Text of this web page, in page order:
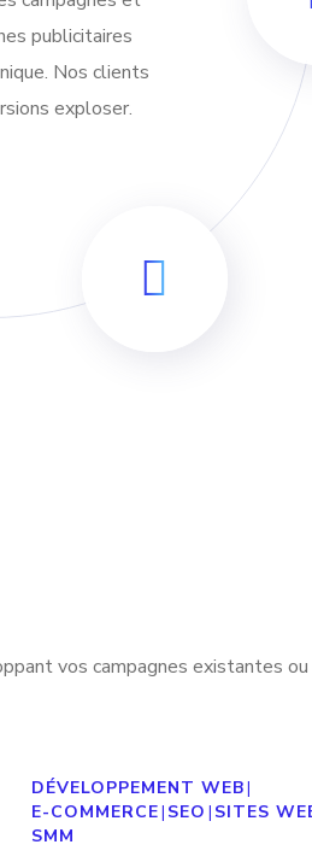
publicitaires
Nos clients
exploser.
vos campagnes existantes ou
DÉVELOPPEMENT WEB|
E-COMMERCE| SEO | SITES
SMM